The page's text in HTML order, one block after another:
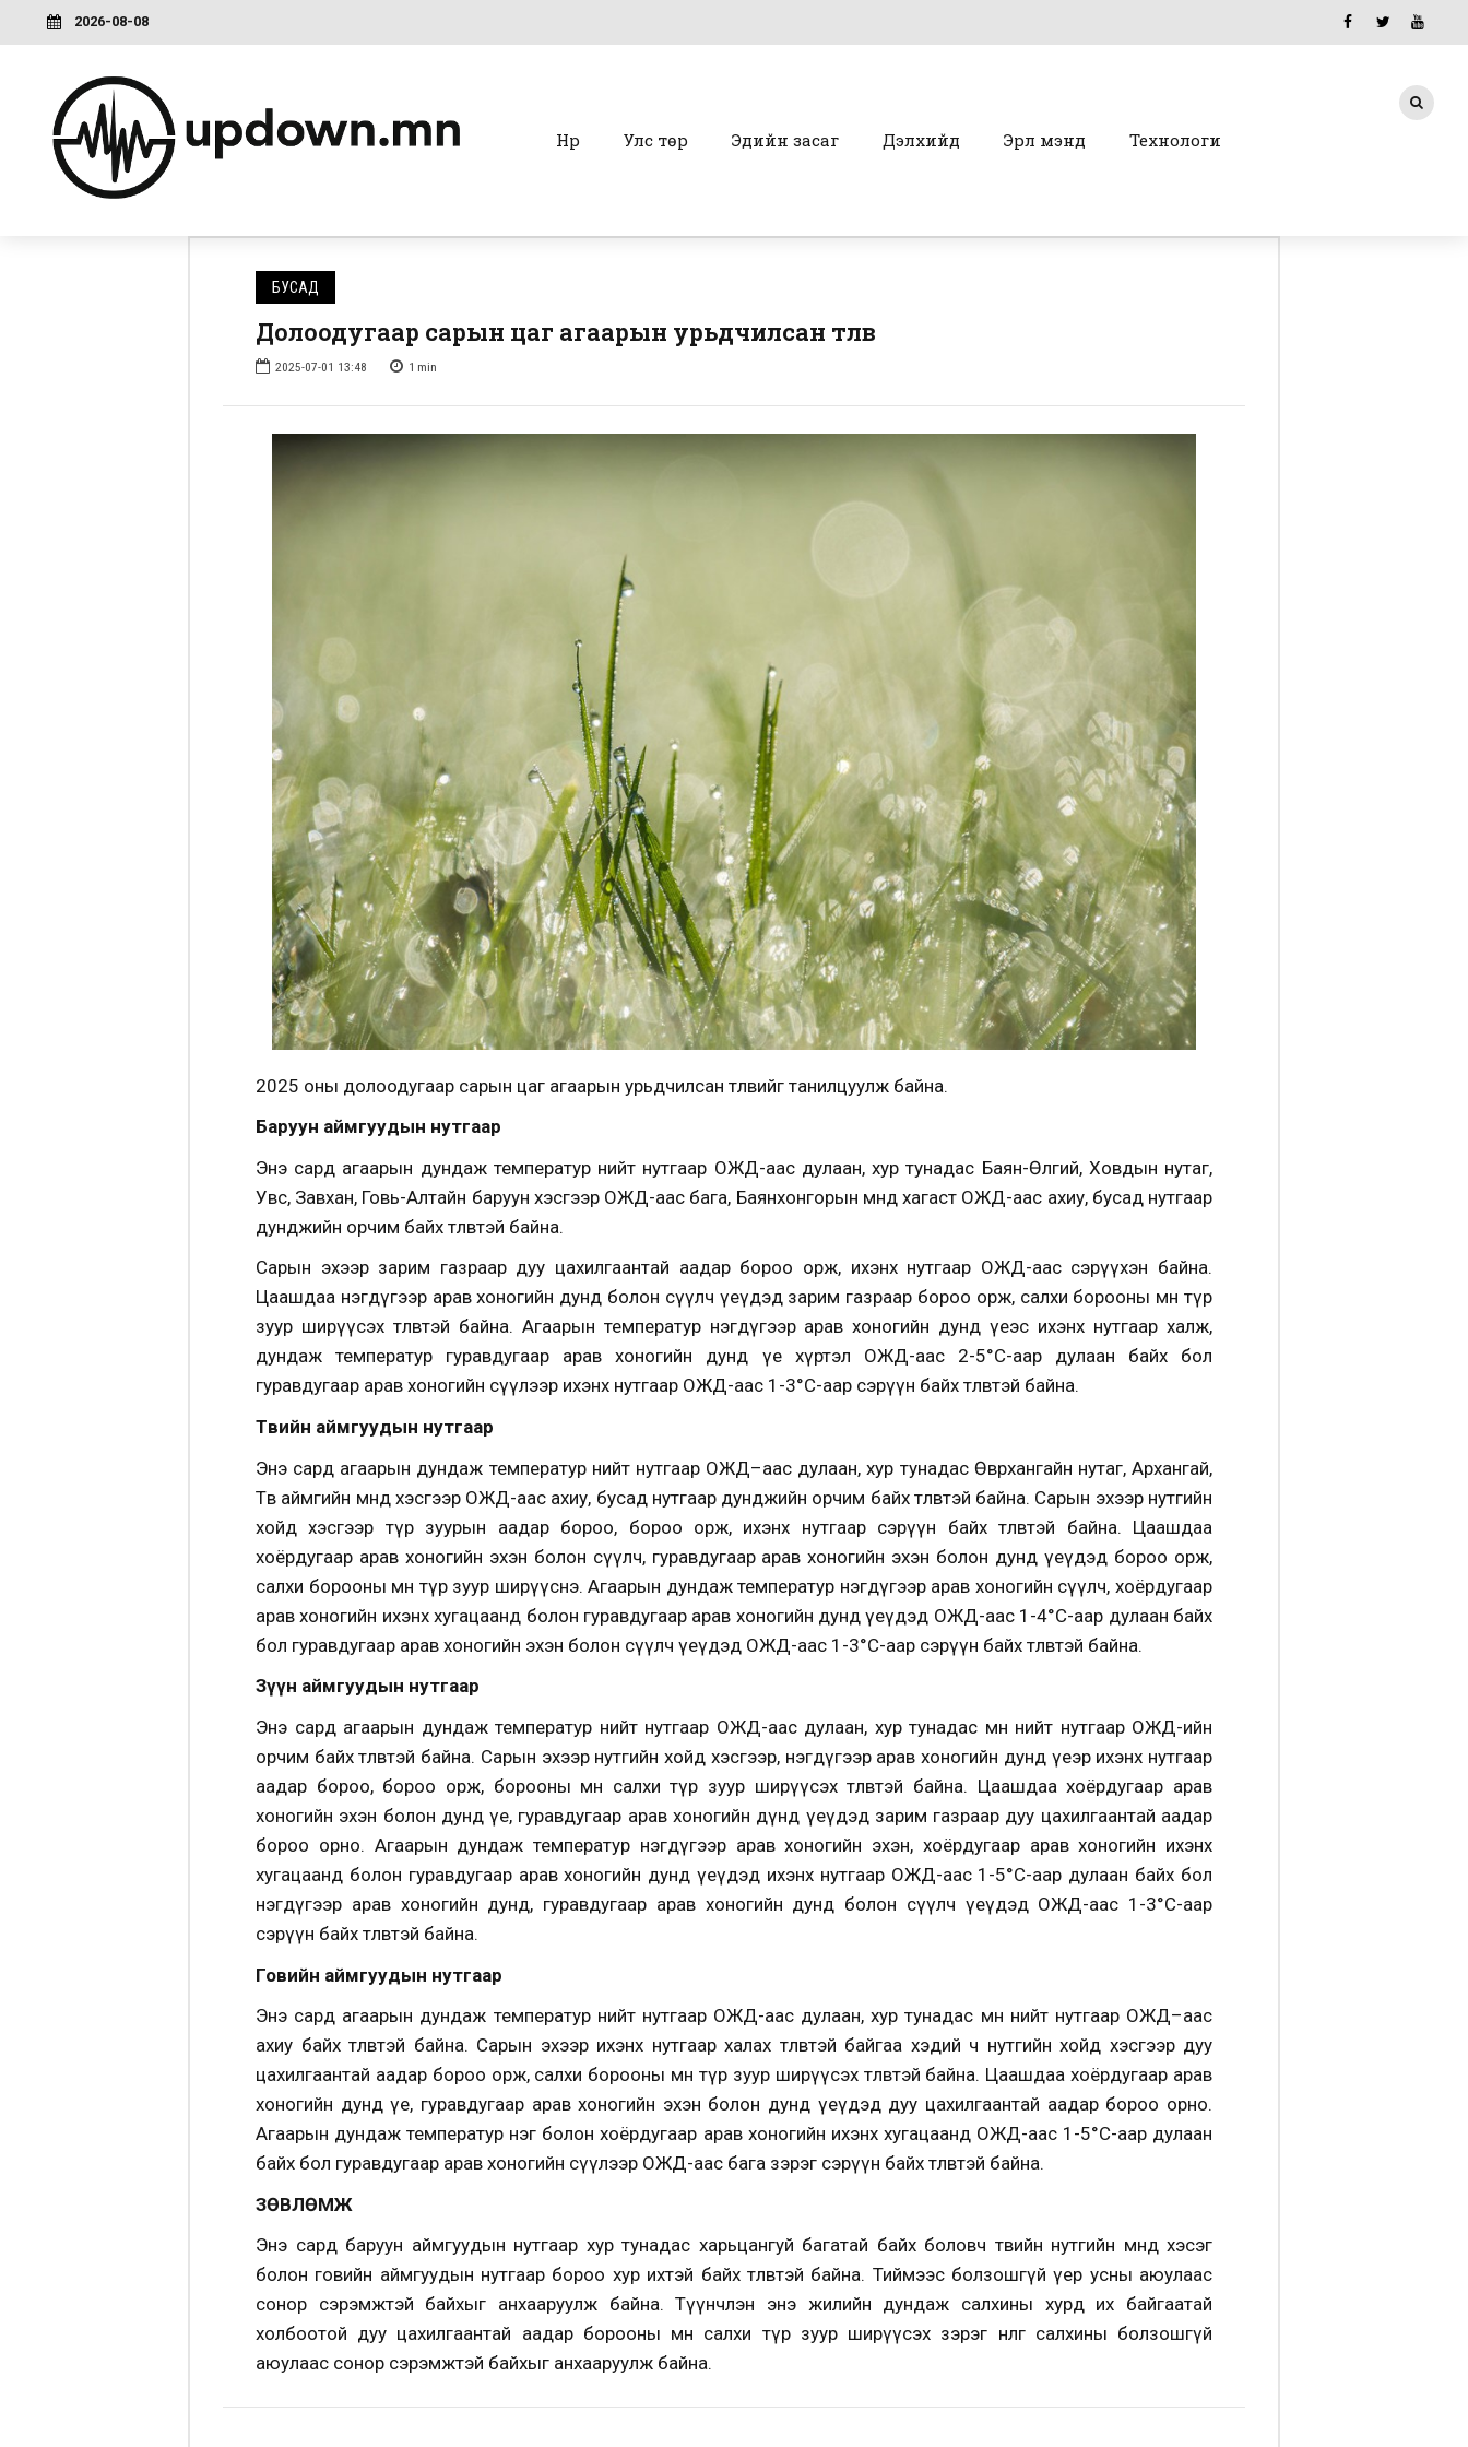
2026-08-08
Нүүр Улс төр Эдийн засаг Дэлхийд Эрүүл мэнд Технологи
БУСАД
Долоодугаар сарын цаг агаарын урьдчилсан төлөв
2025-07-01 13:48 1 min
2025 оны долоодугаар сарын цаг агаарын урьдчилсан төлвийг танилцуулж байна.
Баруун аймгуудын нутгаар
Энэ сард агаарын дундаж температур нийт нутгаар ОЖД-аас дулаан, хур тунадас Баян-Өлгий, Ховдын нутаг,
Увс, Завхан, Говь-Алтайн баруун хэсгээр ОЖД-аас бага, Баянхонгорын өмнөд хагаст ОЖД-аас ахиу, бусад нутгаар
дунджийн орчим байх төлөвтэй байна.
Сарын эхээр зарим газраар дуу цахилгаантай аадар бороо орж, ихэнх нутгаар ОЖД-аас сэрүүхэн байна.
Цаашдаа нэгдүгээр арав хоногийн дунд болон сүүлч үеүдэд зарим газраар бороо орж, салхи борооны өмнө түр
зуур ширүүсэх төлөвтэй байна. Агаарын температур нэгдүгээр арав хоногийн дунд үеэс ихэнх нутгаар халж,
дундаж температур гуравдугаар арав хоногийн дунд үе хүртэл ОЖД-аас 2-5°С-аар дулаан байх бол
гуравдугаар арав хоногийн сүүлээр ихэнх нутгаар ОЖД-аас 1-3°С-аар сэрүүн байх төлөвтэй байна.
Төвийн аймгуудын нутгаар
Энэ сард агаарын дундаж температур нийт нутгаар ОЖД–аас дулаан, хур тунадас Өвөрхангайн нутаг, Архангай,
Төв аймгийн өмнөд хэсгээр ОЖД-аас ахиу, бусад нутгаар дунджийн орчим байх төлөвтэй байна. Сарын эхээр нутгийн
хойд хэсгээр түр зуурын аадар бороо, бороо орж, ихэнх нутгаар сэрүүн байх төлөвтэй байна. Цаашдаа
хоёрдугаар арав хоногийн эхэн болон сүүлч, гуравдугаар арав хоногийн эхэн болон дунд үеүдэд бороо орж,
салхи борооны өмнө түр зуур ширүүснэ. Агаарын дундаж температур нэгдүгээр арав хоногийн сүүлч, хоёрдугаар
арав хоногийн ихэнх хугацаанд болон гуравдугаар арав хоногийн дунд үеүдэд ОЖД-аас 1-4°С-аар дулаан байх
бол гуравдугаар арав хоногийн эхэн болон сүүлч үеүдэд ОЖД-аас 1-3°С-аар сэрүүн байх төлөвтэй байна.
Зүүн аймгуудын нутгаар
Энэ сард агаарын дундаж температур нийт нутгаар ОЖД-аас дулаан, хур тунадас мөн нийт нутгаар ОЖД-ийн
орчим байх төлөвтэй байна. Сарын эхээр нутгийн хойд хэсгээр, нэгдүгээр арав хоногийн дунд үеэр ихэнх нутгаар
аадар бороо, бороо орж, борооны өмнө салхи түр зуур ширүүсэх төлөвтэй байна. Цаашдаа хоёрдугаар арав
хоногийн эхэн болон дунд үе, гуравдугаар арав хоногийн дүнд үеүдэд зарим газраар дуу цахилгаантай аадар
бороо орно. Агаарын дундаж температур нэгдүгээр арав хоногийн эхэн, хоёрдугаар арав хоногийн ихэнх
хугацаанд болон гуравдугаар арав хоногийн дунд үеүдэд ихэнх нутгаар ОЖД-аас 1-5°С-аар дулаан байх бол
нэгдүгээр арав хоногийн дунд, гуравдугаар арав хоногийн дунд болон сүүлч үеүдэд ОЖД-аас 1-3°С-аар
сэрүүн байх төлөвтэй байна.
Говийн аймгуудын нутгаар
Энэ сард агаарын дундаж температур нийт нутгаар ОЖД-аас дулаан, хур тунадас мөн нийт нутгаар ОЖД–аас
ахиу байх төлөвтэй байна. Сарын эхээр ихэнх нутгаар халах төлөвтэй байгаа хэдий ч нутгийн хойд хэсгээр дуу
цахилгаантай аадар бороо орж, салхи борооны өмнө түр зуур ширүүсэх төлөвтэй байна. Цаашдаа хоёрдугаар арав
хоногийн дунд үе, гуравдугаар арав хоногийн эхэн болон дунд үеүдэд дуу цахилгаантай аадар бороо орно.
Агаарын дундаж температур нэг болон хоёрдугаар арав хоногийн ихэнх хугацаанд ОЖД-аас 1-5°С-аар дулаан
байх бол гуравдугаар арав хоногийн сүүлээр ОЖД-аас бага зэрэг сэрүүн байх төлөвтэй байна.
ЗӨВЛӨМЖ
Энэ сард баруун аймгуудын нутгаар хур тунадас харьцангуй багатай байх боловч төвийн нутгийн өмнөд хэсэг
болон говийн аймгуудын нутгаар бороо хур ихтэй байх төлөвтэй байна. Тиймээс болзошгүй үер усны аюулаас
сонор сэрэмжтэй байхыг анхааруулж байна. Түүнчлэн энэ жилийн дундаж салхины хурд их байгаатай
холбоотой дуу цахилгаантай аадар борооны өмнө салхи түр зуур ширүүсэх зэрэг нөөлөг салхины болзошгүй
аюулаас сонор сэрэмжтэй байхыг анхааруулж байна.